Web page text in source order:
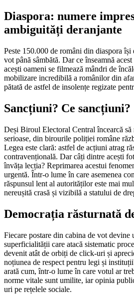
Diaspora: numere
ambiguități deranjante
Peste 150.000 de români din diaspora își
vot până sâmbătă. Dar ce înseamnă
acești oameni se filmează mândri de
mobilizare incredibilă a românilor din
pătată de astfel de insolențe regizate
Sancțiuni? Ce sancțiuni?
Deși Biroul Electoral Central încearcă să
serioase, din birourile poliției române
Legea este clară: astfel de acțiuni atrag
contravențională. Dar câți dintre acești
învăța lecția? Reprimarea acestui
urgentă. Într-o lume în care asemenea
răspunsul lent al autorităților este mai
nereușită crasă și vizibilă a statului de
Democrația răsturnată
Fiecare postare din cabina de vot devine
superficialității care atacă sistematic
devenit atât de orbiți de click-uri și
noțiunea de respect pentru legi și
arată cum, într-o lume în care votul ar
norme vitale sunt umilite, iar opinia
uri pe rețelele sociale.